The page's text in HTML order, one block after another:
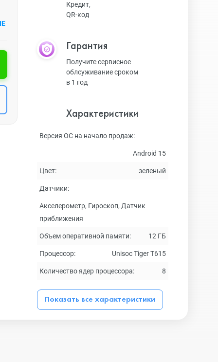
Кредит,
QR-код
Гарантия
Получите сервисное
облсуживание сроком
в 1 год
Характеристики
Версия ОС на начало продаж:
Android 15
Цвет: зеленый
Датчики:
Акселерометр, Гироскоп, Датчик
приближения
Объем оперативной памяти: 12 ГБ
Процессор: Unisoc Tiger T615
Количество ядер процессора: 8
Показать все характеристики